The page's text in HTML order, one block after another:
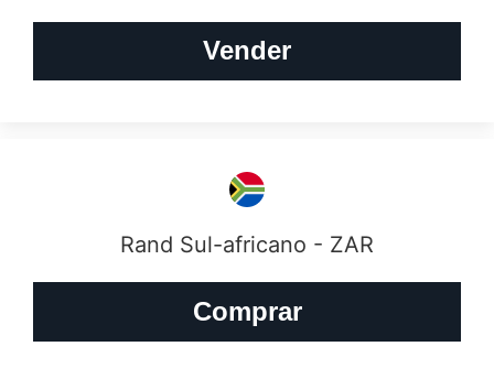
Vender
Rand Sul-africano - ZAR
Comprar